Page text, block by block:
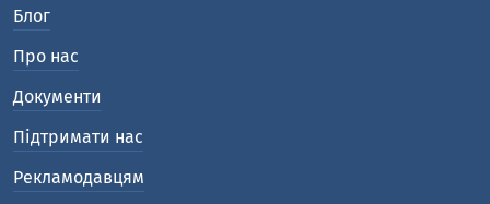
Блог
Про нас
Документи
Підтримати нас
Рекламодавцям